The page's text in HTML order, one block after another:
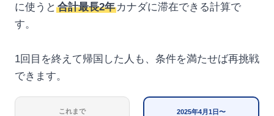
に使うと 合計最長2年カナダに滞在できる計算で
す。
1回目を終えて帰国した人も、条件を満たせば再挑戦
できます。
これまで 2025年4月1日〜